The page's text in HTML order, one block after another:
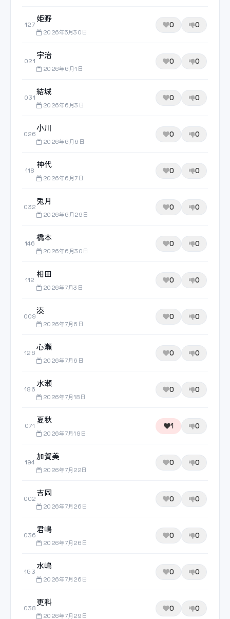
127
姫野
2026年5月30日
0 0
021
宇治
2026年6月1日
0 0
031
結城
2026年6月3日
0 0
026
小川
2026年6月6日
0 0
118
神代
2026年6月7日
0 0
032
兎月
2026年6月29日
0 0
146
橋本
2026年6月30日
0 0
112
相田
2026年7月3日
0 0
009
湊
2026年7月6日
0 0
126
心瀬
2026年7月6日
0 0
186
水瀬
2026年7月18日
0 0
071
夏秋
2026年7月19日
1 0
194
加賀美
2026年7月22日
0 0
002
吉岡
2026年7月26日
0 0
036
君嶋
2026年7月26日
0 0
153
水嶋
2026年7月26日
0 0
038
更科
2026年7月29日
0 0